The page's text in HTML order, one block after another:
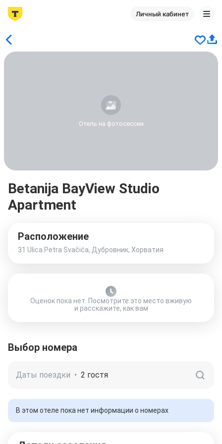
Личный кабинет
Отель на фотосессии
Betanija BayView Studio
Apartment
Расположение
31 Ulica Petra Svačića, Дубровник, Хорватия
Оценок пока нет. Посмотрите это место вживую
и расскажите, как вам
Выбор номера
Даты поездки • 2 гостя
В этом отеле пока нет информации о номерах